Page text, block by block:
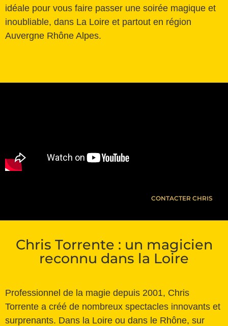
idéale pour vous faire passer une soirée magique et
inoubliable, dans La Loire et partout en région
Auvergne Rhône Alpes.
CONTACTER CHRIS
Chris Torrente : un magicien
reconnu dans la Loire
Professionnel de la magie depuis 2001, Chris
Torrente a créé de nombreux spectacles innovants et
surprenants. Dans la Loire ou dans le Rhône, sur